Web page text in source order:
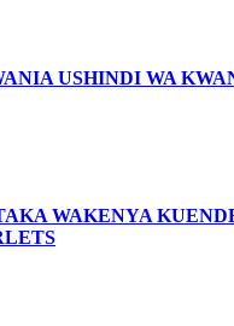
USHINDI WA
WAKENYA